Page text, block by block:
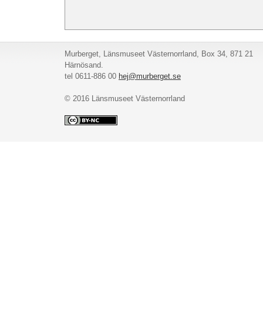
Murberget, Länsmuseet Västernorrland, Box 34, 871 21
Härnösand.
tel 0611-886 00 hej@murberget.se
© 2016 Länsmuseet Västernorrland